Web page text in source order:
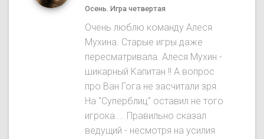
Осень. Игра четвертая
Oчень люблю команду Алеся
Мухина. Старые игры даже
пересматривала. Алеся Мухин -
шикарный Kапитан !! A вопрос
про Ван Гога не засчитали зря.
На "Cуперблиц" оставил не того
игрока.... Правильно сказал
ведущий - несмотря на усилия